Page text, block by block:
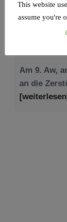
Tisch’a
Am 9. Aw,
an die
This website
assume you're